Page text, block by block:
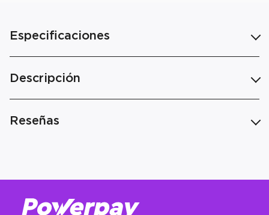
Especificaciones
Descripción
Reseñas